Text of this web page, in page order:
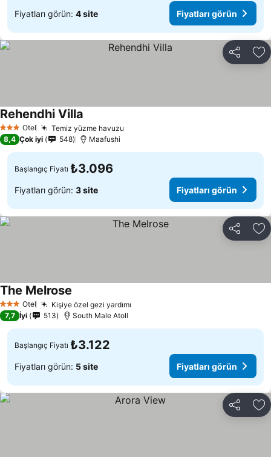
Fiyatları görün: 4 site Fiyatları görün
Paylaş
3 YıldızOtel Temiz yüzme havuzu
Rehendhi Villa
8,4 Çok iyi 548 Maafushi
Başlangıç Fiyatı ₺3.096
Fiyatları görün: 3 site Fiyatları görün
Paylaş
3 YıldızOtel Kişiye özel gezi yardımı
The Melrose
7,7 İyi 513 South Male Atoll
Başlangıç Fiyatı ₺3.122
Fiyatları görün: 5 site Fiyatları görün
Paylaş